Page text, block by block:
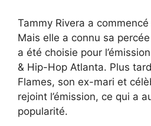
Tammy Rivera a
Mais elle a connu sa
a été choisie pour
& Hip-Hop Atlanta. Plus
Flames, son ex-mari et
rejoint l’émission, ce qui a
popularité.